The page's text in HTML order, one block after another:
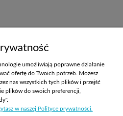
ZAKUPY
umożliwiają poprawne działanie
ofertę do Twoich potrzeb. Możesz
nas wszystkich tych plików i przejść
plików do swoich preferencji,
w naszej Polityce prywatności.